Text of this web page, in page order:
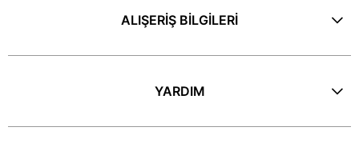
ALIŞERİŞ BİLGİLERİ
YARDIM